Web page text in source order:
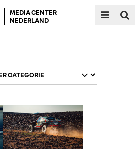
MEDIA CENTER
NEDERLAND